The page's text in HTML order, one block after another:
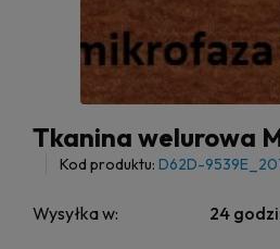
Tkanina welurowa
Kod produktu: D62D-
Wysyłka w: 24